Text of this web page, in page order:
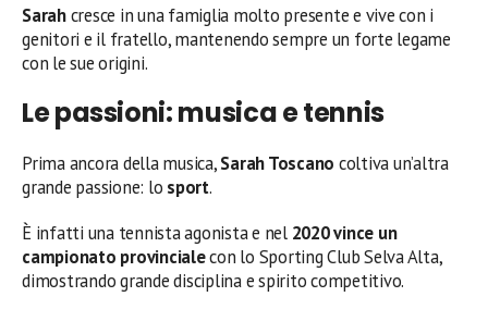
Sarahcresce in una famiglia molto presente e vive con i
genitori e il fratello, mantenendo sempre un forte legame
con le sue origini.
Le passioni: musica e tennis
Prima ancora della musica,Sarah Toscano coltiva un’altra
grande passione: lo sport.
È infatti una tennista agonista e nel 2020 vince un
campionato provincialecon lo Sporting Club Selva Alta,
dimostrando grande disciplina e spirito competitivo.